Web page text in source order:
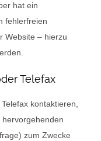
hat ein
fehlerfreien
Website – hierzu
Telefax
kontaktieren,
zum Zwecke